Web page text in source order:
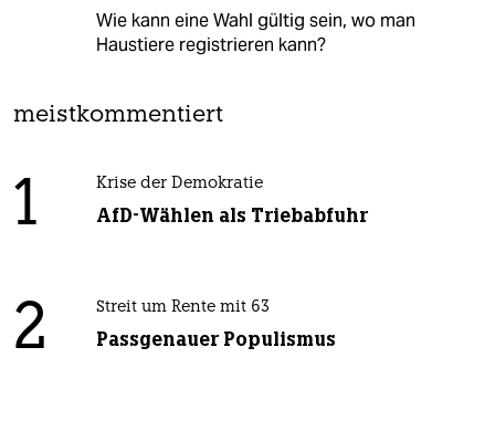
Wie kann eine Wahl gültig sein, wo man
Haustiere registrieren kann?
meistkommentiert
1 Krise der Demokratie
AfD-Wählen als Triebabfuhr
2 Streit um Rente mit 63
Passgenauer Populismus